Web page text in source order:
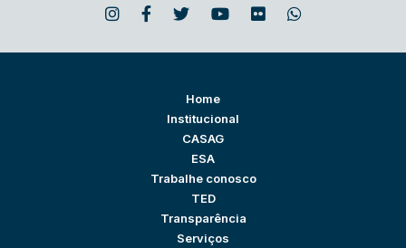
Home
Institucional
CASAG
ESA
Trabalhe conosco
TED
Transparência
Serviços